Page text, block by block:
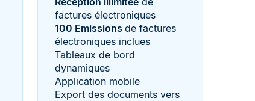
factures électroniques
100 Emissions de factures
électroniques inclues
Tableaux de bord
dynamiques
Application mobile
Export des documents vers